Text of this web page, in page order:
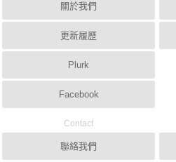
關於我們
更新履歷
Plurk
Facebook
Contact
聯絡我們